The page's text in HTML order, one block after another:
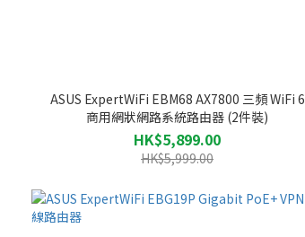
ASUS ExpertWiFi EBM68 AX7800 三頻 WiFi 6
商用網狀網路系統路由器 (2件裝)
HK$5,899.00
HK$5,999.00